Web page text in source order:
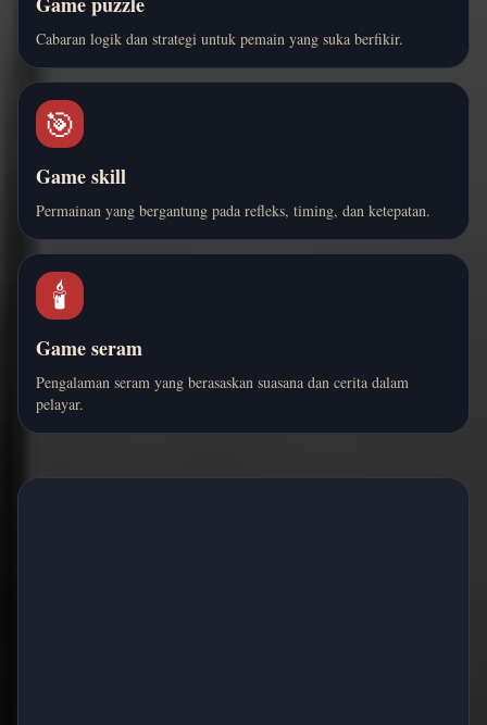
Cabaran logik dan strategi untuk pemain yang suka berfikir.
🎯
Game skill
Permainan yang bergantung pada refleks, timing, dan ketepatan.
🕯️
Game seram
Pengalaman seram yang berasaskan suasana dan cerita dalam
pelayar.